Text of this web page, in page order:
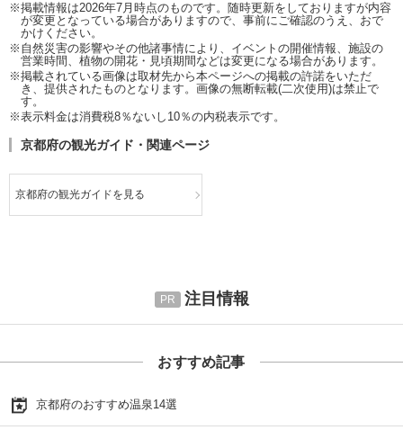
※掲載情報は2026年7月時点のものです。随時更新をしておりますが内容
が変更となっている場合がありますので、事前にご確認のうえ、おで
かけください。
※自然災害の影響やその他諸事情により、イベントの開催情報、施設の
営業時間、植物の開花・見頃期間などは変更になる場合があります。
※掲載されている画像は取材先から本ページへの掲載の許諾をいただ
き、提供されたものとなります。画像の無断転載(二次使用)は禁止で
す。
※表示料金は消費税8％ないし10％の内税表示です。
京都府の観光ガイド・関連ページ
京都府の観光ガイドを見る
注目情報
おすすめ記事
京都府のおすすめ温泉14選